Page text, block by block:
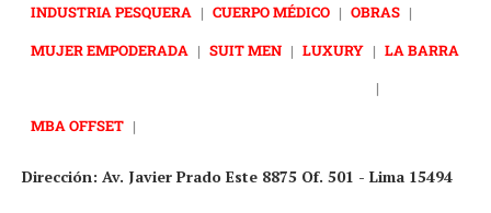
INDUSTRIA PESQUERA | CUERPO MÉDICO | OBRAS |
MUJER EMPODERADA | SUIT MEN | LUXURY | LA BARRA
|
MBA OFFSET |
Dirección: Av. Javier Prado Este 8875 Of. 501 - Lima 15494